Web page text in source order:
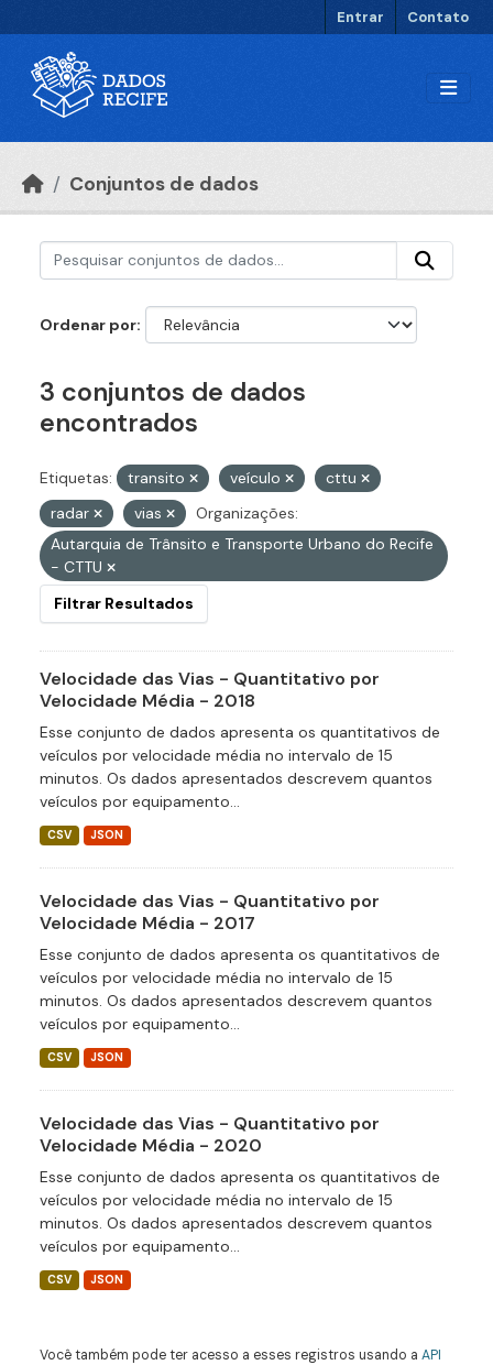
Entrar Contato
Conjuntos de dados
Ordenar por
3 conjuntos de dados
encontrados
Etiquetas: transito veículo
cttu
radar
vias
Organizações:
Autarquia de Trânsito e Transporte Urbano do Recife
- CTTU
Filtrar Resultados
Velocidade das Vias - Quantitativo por
Velocidade Média - 2018
Esse conjunto de dados apresenta os quantitativos de
veículos por velocidade média no intervalo de 15
minutos. Os dados apresentados descrevem quantos
veículos por equipamento...
CSV JSON
Velocidade das Vias - Quantitativo por
Velocidade Média - 2017
Esse conjunto de dados apresenta os quantitativos de
veículos por velocidade média no intervalo de 15
minutos. Os dados apresentados descrevem quantos
veículos por equipamento...
CSV JSON
Velocidade das Vias - Quantitativo por
Velocidade Média - 2020
Esse conjunto de dados apresenta os quantitativos de
veículos por velocidade média no intervalo de 15
minutos. Os dados apresentados descrevem quantos
veículos por equipamento...
CSV JSON
Você também pode ter acesso a esses registros usando a API